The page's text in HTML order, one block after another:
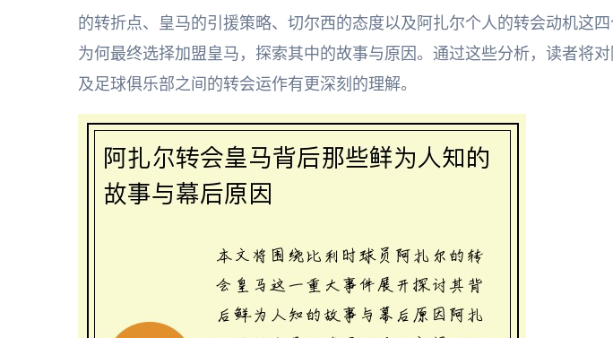
的转折点、皇马的引援策略、切尔西的态度以及阿扎尔个人的转会动机这
为何最终选择加盟皇马，探索其中的故事与原因。通过这些分析，读者将
及足球俱乐部之间的转会运作有更深刻的理解。